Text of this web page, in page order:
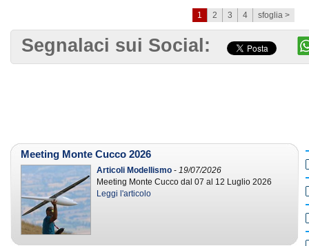
1 2 3 4 sfoglia >
Segnalaci sui Social:
Meeting Monte Cucco 2026
Articoli Modellismo - 19/07/2026
Meeting Monte Cucco dal 07 al 12 Luglio 2026
Leggi l'articolo